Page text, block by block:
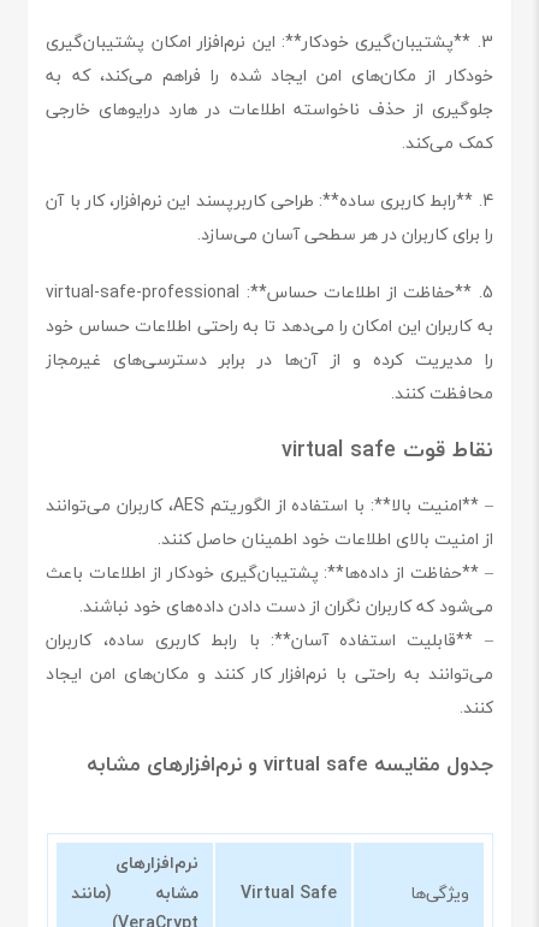
3. **پشتیبان‌گیری خودکار**: این نرم‌افزار امکان پشتیبان‌گیری
خودکار از مکان‌های امن ایجاد شده را فراهم می‌کند، که به
جلوگیری از حذف ناخواسته اطلاعات در هارد درایوهای خارجی
کمک می‌کند.
4. **رابط کاربری ساده**: طراحی کاربرپسند این نرم‌افزار، کار با آن
را برای کاربران در هر سطحی آسان می‌سازد.
5. **حفاظت از اطلاعات حساس**: virtual-safe-professional
به کاربران این امکان را می‌دهد تا به راحتی اطلاعات حساس خود
را مدیریت کرده و از آن‌ها در برابر دسترسی‌های غیرمجاز
محافظت کنند.
نقاط قوت virtual safe
– **امنیت بالا**: با استفاده از الگوریتم AES، کاربران می‌توانند
از امنیت بالای اطلاعات خود اطمینان حاصل کنند.
– **حفاظت از داده‌ها**: پشتیبان‌گیری خودکار از اطلاعات باعث
می‌شود که کاربران نگران از دست دادن داده‌های خود نباشند.
– **قابلیت استفاده آسان**: با رابط کاربری ساده، کاربران
می‌توانند به راحتی با نرم‌افزار کار کنند و مکان‌های امن ایجاد
کنند.
جدول مقایسه virtual safe و نرم‌افزارهای مشابه
ویژگی‌ها Virtual Safe
نرم‌افزارهای
مشابه (مانند